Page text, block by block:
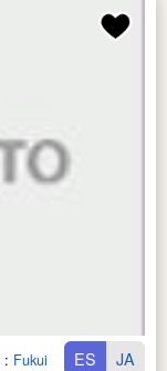
: Fukui KenES JA